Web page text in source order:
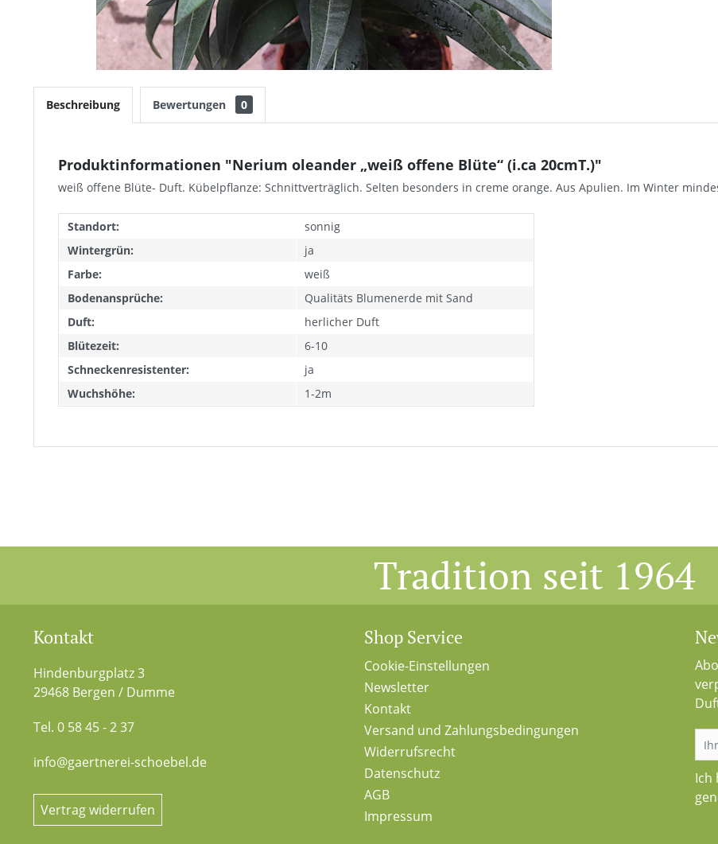
Beschreibung Bewertungen 0
Produktinformationen "Nerium oleander „weiß offene Blüte“ (i.ca 20cmT.)"
weiß offene Blüte- Duft. Kübelpflanze: Schnittverträglich. Selten besonders in creme orange. Aus Apulien. Im Winter
Standort:
sonnig
Wintergrün:
ja
Farbe:
weiß
Bodenansprüche:
Qualitäts Blumenerde mit Sand
Duft:
herlicher Duft
Blütezeit:
6-10
Schneckenresistenter:
ja
Wuchshöhe:
1-2m
Tradition seit 1964
Kontakt
Hindenburgplatz 3
29468 Bergen / Dumme
Tel. 0 58 45 - 2 37
info@gaertnerei-schoebel.de
Vertrag widerrufen
Shop Service
Cookie-Einstellungen
Newsletter
Kontakt
Versand und Zahlungsbedingungen
Widerrufsrecht
Datenschutz
AGB
Impressum
Ich